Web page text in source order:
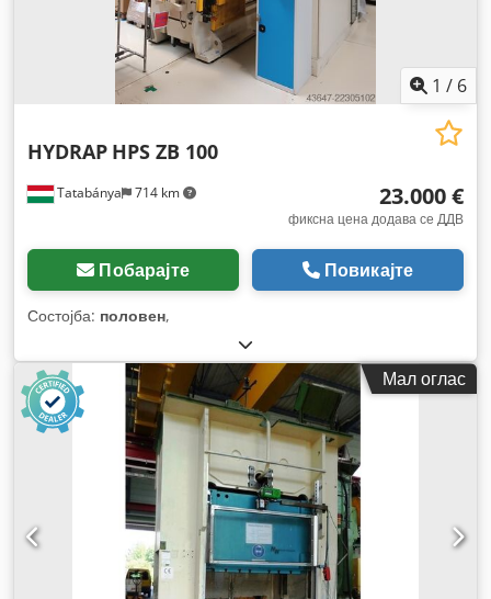
1 / 6
Tatabánya 714 km
HYDRAP HPS ZB 100
23.000 €
фиксна цена додава се ДДВ
Побарајте Повикајте
Состојба: половен,
Мал оглас